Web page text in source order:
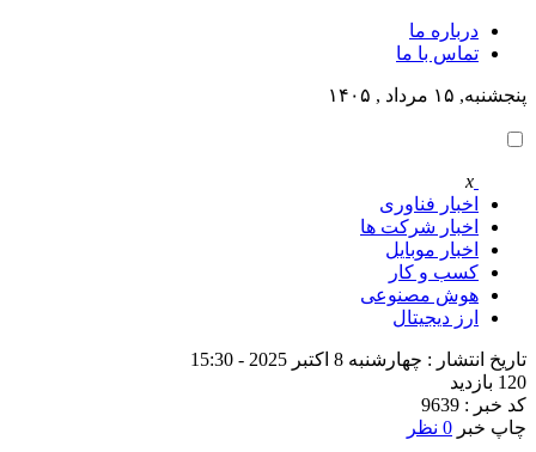
درباره ما
تماس با ما
پنجشنبه, ۱۵ مرداد , ۱۴۰۵
x
اخبار فناوری
اخبار شرکت ها
اخبار موبایل
کسب و کار
هوش مصنوعی
ارز دیجیتال
تاریخ انتشار : چهارشنبه 8 اکتبر 2025 - 15:30
120 بازدید
کد خبر : 9639
چاپ خبر 0 نظر